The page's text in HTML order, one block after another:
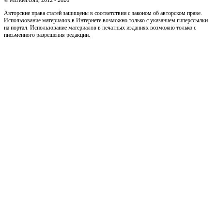
Авторские права статей защищены в соответствии с законом об авторском праве.
Использование материалов в Интернете возможно только с указанием гиперссылки
на портал. Использование материалов в печатных изданиях возможно только с
письменного разрешения редакции.